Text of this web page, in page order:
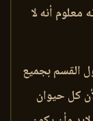
معلوم أنه لا
القسم بجميع
كل حيوان